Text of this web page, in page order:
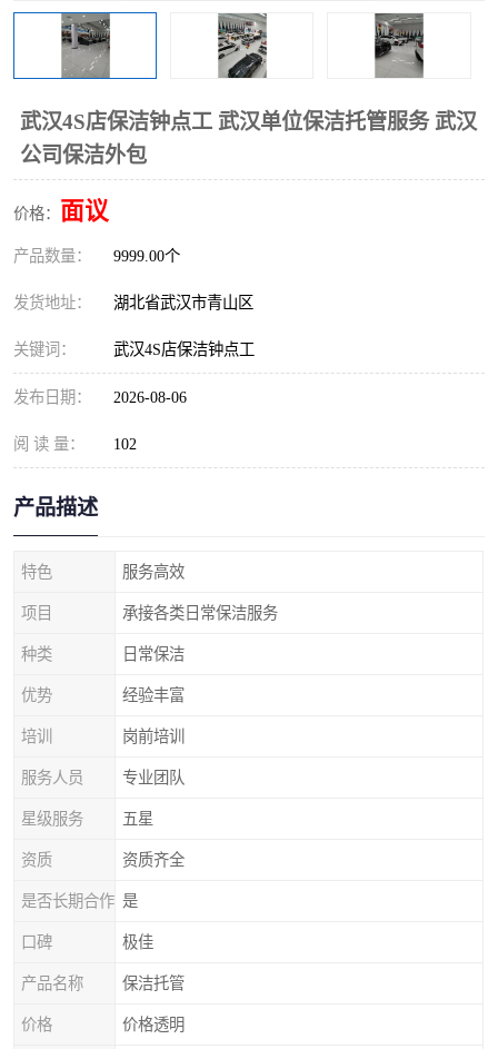
武汉4S店保洁钟点工 武汉单位保洁托管服务 武汉
公司保洁外包
价格： 面议
产品数量： 9999.00个
发货地址： 湖北省武汉市青山区
关键词： 武汉4S店保洁钟点工
发布日期： 2026-08-06
阅 读 量： 102
产品描述
特色 服务高效
项目 承接各类日常保洁服务
种类 日常保洁
优势 经验丰富
培训 岗前培训
服务人员 专业团队
星级服务 五星
资质 资质齐全
是否长期合作 是
口碑 极佳
产品名称 保洁托管
价格 价格透明